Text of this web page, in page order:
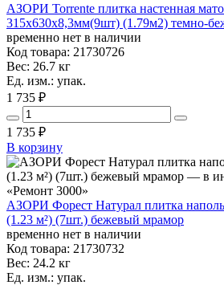
АЗОРИ Torrente плитка настенная
315x630x8,3мм(9шт) (1.79м2) темно-
временно нет в наличии
Код товара: 21730726
Вес: 26.7 кг
Ед. изм.: упак.
1 735 ₽
1 735 ₽
В корзину
АЗОРИ Форест Натурал плитка
(1.23 м²) (7шт.) бежевый мрамор
временно нет в наличии
Код товара: 21730732
Вес: 24.2 кг
Ед. изм.: упак.